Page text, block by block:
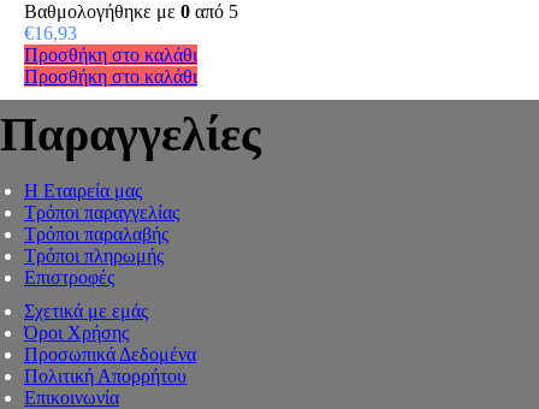
Βαθμολογήθηκε με 0 από 5
€16,93
Προσθήκη στο καλάθι
Προσθήκη στο καλάθι
Παραγγελίες
Η Εταιρεία μας
Τρόποι παραγγελίας
Τρόποι παραλαβής
Τρόποι πληρωμής
Επιστροφές
Σχετικά με εμάς
Όροι Χρήσης
Προσωπικά Δεδομένα
Πολιτική Απορρήτου
Επικοινωνία